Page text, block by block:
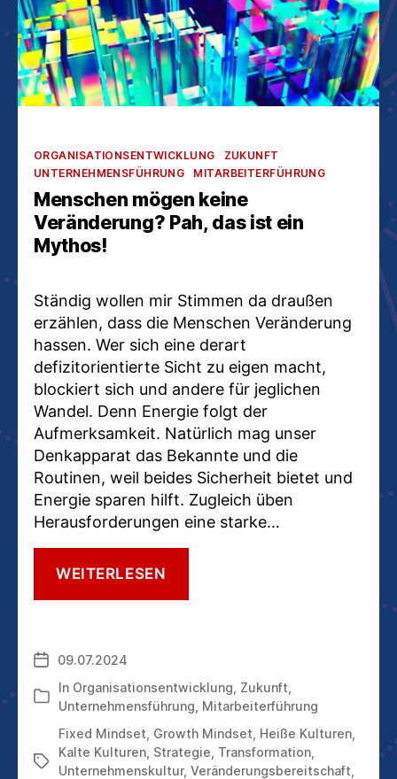
Kategorien
ORGANISATIONSENTWICKLUNG
ZUKUNFT
UNTERNEHMENSFÜHRUNG
MITARBEITERFÜHRUNG
Menschen mögen keine
Veränderung? Pah, das ist ein
Mythos!
Ständig wollen mir Stimmen da draußen
erzählen, dass die Menschen Veränderung
hassen. Wer sich eine derart
defizitorientierte Sicht zu eigen macht,
blockiert sich und andere für jeglichen
Wandel. Denn Energie folgt der
Aufmerksamkeit. Natürlich mag unser
Denkapparat das Bekannte und die
Routinen, weil beides Sicherheit bietet und
Energie sparen hilft. Zugleich üben
Herausforderungen eine starke…
WEITERLESEN
IST
EIN
Veröffentlichungsdatum
09.07.2024
Kategorien
In Organisationsentwicklung Zukunft
Unternehmensführung Mitarbeiterführung
Schlagwörter
Fixed Mindset Growth Mindset Heiße Kulturen
Kalte Kulturen Strategie Transformation
Unternehmenskultur, Veränderungsbereitschaft